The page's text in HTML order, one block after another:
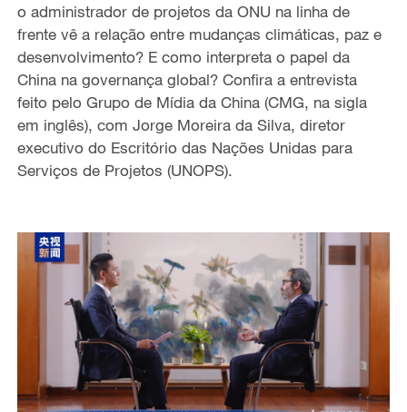
o administrador de projetos da ONU na linha de
frente vê a relação entre mudanças climáticas, paz e
desenvolvimento? E como interpreta o papel da
China na governança global? Confira a entrevista
feito pelo Grupo de Mídia da China (CMG, na sigla
em inglês), com Jorge Moreira da Silva, diretor
executivo do Escritório das Nações Unidas para
Serviços de Projetos (UNOPS).